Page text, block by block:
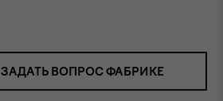
ЗАДАТЬ ВОПРОС ФАБРИКЕ